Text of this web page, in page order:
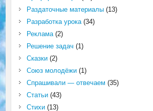
Раздаточные материалы(13)
Разработка урока(34)
Реклама(2)
Решение задач (1)
Сказки(2)
Союз молодёжи(1)
Спрашивали — отвечаем (35)
Статьи(43)
Стихи(13)